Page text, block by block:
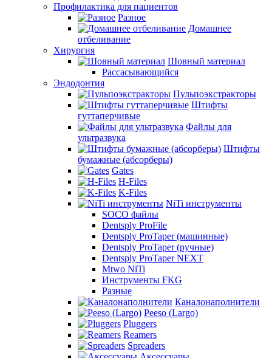
Профилактика для пациентов
Разное
Домашнее
отбеливание
Хирургия
Шовный материал
Рассасывающийся
Эндодонтия
Пульпоэкстракторы
Штифты
гуттаперчивые
Файлы для
ультразвука
Штифты
бумажные (абсорберы)
Gates
H-Files
K-Files
NiTi инструменты
SOCO файлы
Dentsply ProFile
Dentsply ProTaper (машинные)
Dentsply ProTaper (ручные)
Dentsply ProTaper NEXT
Mtwo NiTi
Инструменты FKG
Разные
Каналонаполнители
Peeso (Largo)
Pluggers
Reamers
Spreaders